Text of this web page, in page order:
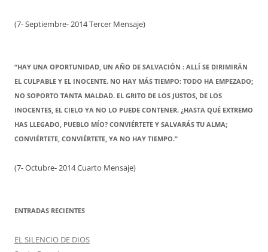
(7- Septiembre- 2014 Tercer Mensaje)
“HAY UNA OPORTUNIDAD, UN AÑO DE SALVACIÓN : ALLÍ SE DIRIMIRÁN
EL CULPABLE Y EL INOCENTE. NO HAY MÁS TIEMPO: TODO HA EMPEZADO;
NO SOPORTO TANTA MALDAD. EL GRITO DE LOS JUSTOS, DE LOS
INOCENTES, EL CIELO YA NO LO PUEDE CONTENER. ¿HASTA QUÉ EXTREMO
HAS LLEGADO, PUEBLO MÍO? CONVIÉRTETE Y SALVARÁS TU ALMA;
CONVIÉRTETE, CONVIÉRTETE, YA NO HAY TIEMPO.”
(7- Octubre- 2014 Cuarto Mensaje)
ENTRADAS RECIENTES
EL SILENCIO DE DIOS